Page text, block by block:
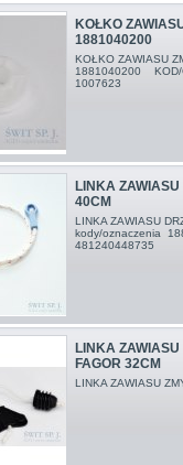
KOŁKO
1881040200
KOŁKO ZAWIASU
1881040200 KOD/
1007623
LINKA
40CM
LINKA ZAWIASU
kody/oznaczenia
481240448735
LINKA
FAGOR 32CM
LINKA ZAWIASU